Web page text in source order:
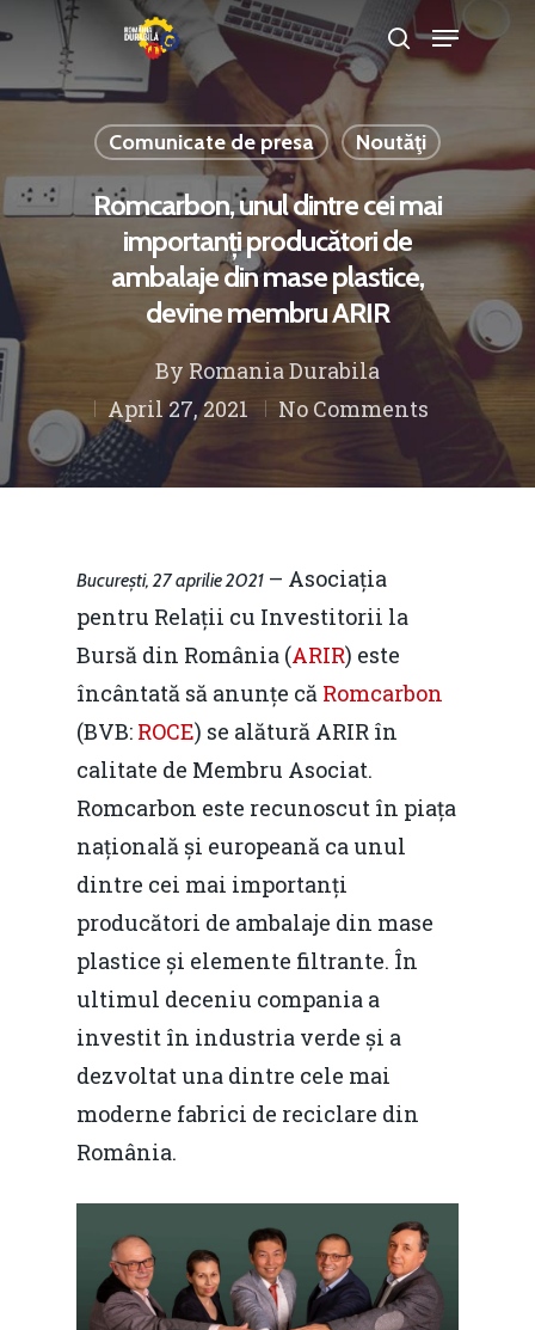
Hit enter to search or ESC to close
Comunicate de presa Noutăţi
Romcarbon, unul dintre cei mai
importanți producători de
ambalaje din mase plastice,
devine membru ARIR
By Romania Durabila
April 27, 2021
No Comments
București, 27 aprilie 2021 – Asociația
pentru Relații cu Investitorii la
Bursă din România (ARIR) este
încântată să anunțe că Romcarbon
(BVB: ROCE) se alătură ARIR în
calitate de Membru Asociat.
Romcarbon este recunoscut în piața
națională și europeană ca unul
dintre cei mai importanți
producători de ambalaje din mase
plastice și elemente filtrante. În
ultimul deceniu compania a
investit în industria verde și a
dezvoltat una dintre cele mai
moderne fabrici de reciclare din
România.